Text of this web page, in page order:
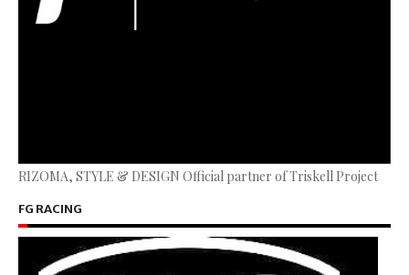
RIZOMA, STYLE & DESIGN Official partner of Triskell Project
FG RACING